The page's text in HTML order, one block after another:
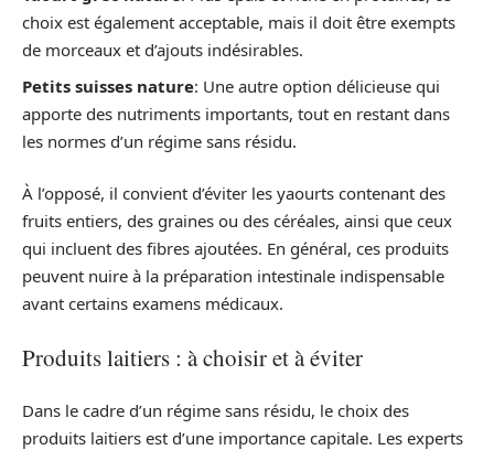
choix est également acceptable, mais il doit être exempts
de morceaux et d’ajouts indésirables.
Petits suisses nature: Une autre option délicieuse qui
apporte des nutriments importants, tout en restant dans
les normes d’un régime sans résidu.
À l’opposé, il convient d’éviter les yaourts contenant des
fruits entiers, des graines ou des céréales, ainsi que ceux
qui incluent des fibres ajoutées. En général, ces produits
peuvent nuire à la préparation intestinale indispensable
avant certains examens médicaux.
Produits laitiers : à choisir et à éviter
Dans le cadre d’un régime sans résidu, le choix des
produits laitiers est d’une importance capitale. Les experts